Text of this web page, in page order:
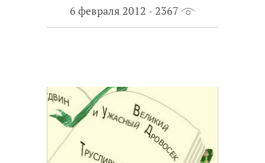
6 февраля 2012 2367